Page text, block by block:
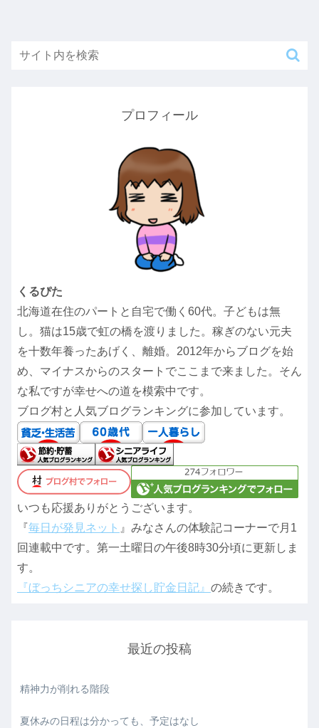
プロフィール
くるぴた
北海道在住のパートと自宅で働く60代。子どもは無
し。猫は15歳で虹の橋を渡りました。稼ぎのない元夫
を十数年養ったあげく、離婚。2012年からブログを始
め、マイナスからのスタートでここまで来ました。そん
な私ですが幸せへの道を模索中です。
ブログ村と人気ブログランキングに参加しています。
いつも応援ありがとうございます。
『毎日が発見ネット 』みなさんの体験記コーナーで月1
回連載中です。第一土曜日の午後8時30分頃に更新しま
す。
『ぼっちシニアの幸せ探し貯金日記』 の続きです。
最近の投稿
精神力が削れる階段
夏休みの日程は分かっても、予定はなし